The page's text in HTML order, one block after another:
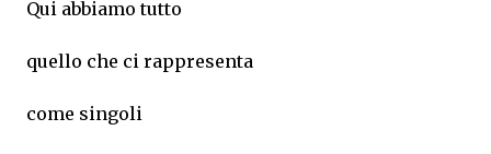
Qui abbiamo tutto
quello che ci rappresenta
come singoli